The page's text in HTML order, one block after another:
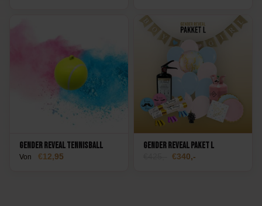
Gender Reveal Tennisball
Von 12,95
Gender Reveal Paket L
340,-